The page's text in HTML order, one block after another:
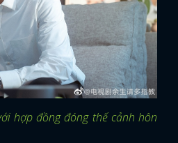
hợp đồng đóng thế cảnh hôn